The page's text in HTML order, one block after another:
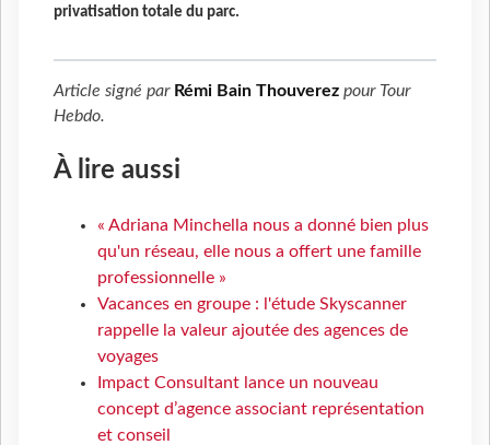
privatisation totale du parc.
Article signé par Rémi Bain Thouverez pour Tour
Hebdo.
À lire aussi
« Adriana Minchella nous a donné bien plus
qu'un réseau, elle nous a offert une famille
professionnelle »
Vacances en groupe : l'étude Skyscanner
rappelle la valeur ajoutée des agences de
voyages
Impact Consultant lance un nouveau
concept d’agence associant représentation
et conseil